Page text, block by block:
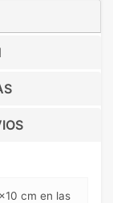
cm en las